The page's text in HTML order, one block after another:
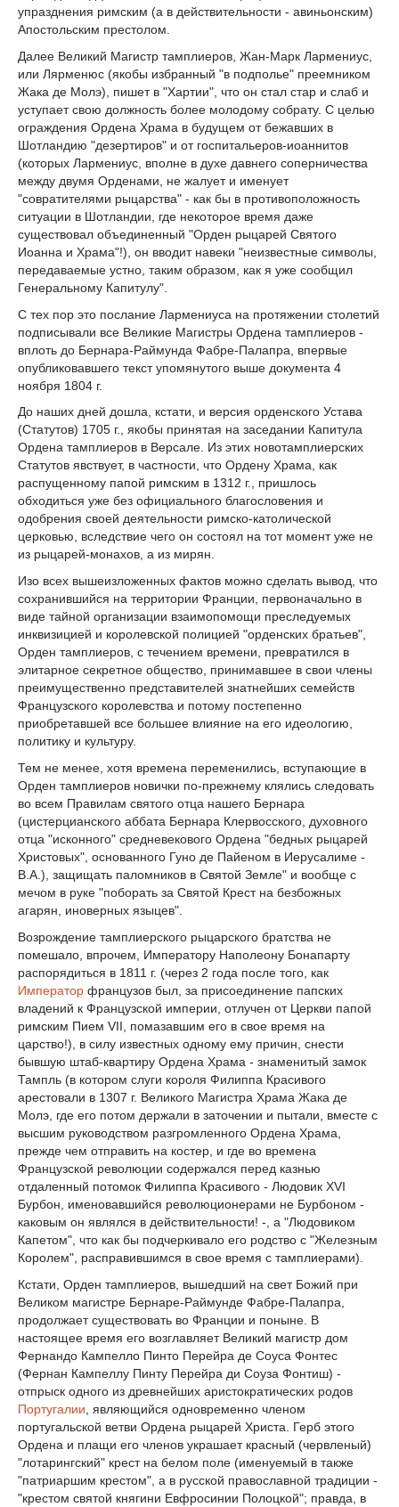
упразднения римским (а в действительности - авиньонским)
Апостольским престолом.
Далее Великий Магистр тамплиеров, Жан-Марк Лармениус,
или Лярменюс (якобы избранный "в подполье" преемником
Жака де Молэ), пишет в "Хартии", что он стал стар и слаб и
уступает свою должность более молодому собрату. С целью
ограждения Ордена Храма в будущем от бежавших в
Шотландию "дезертиров" и от госпитальеров-иоаннитов
(которых Лармениус, вполне в духе давнего соперничества
между двумя Орденами, не жалует и именует
"совратителями рыцарства" - как бы в противоположность
ситуации в Шотландии, где некоторое время даже
существовал объединенный "Орден рыцарей Святого
Иоанна и Храма"!), он вводит навеки "неизвестные символы,
передаваемые устно, таким образом, как я уже сообщил
Генеральному Капитулу".
С тех пор это послание Лармениуса на протяжении столетий
подписывали все Великие Магистры Ордена тамплиеров -
вплоть до Бернара-Раймунда Фабре-Палапра, впервые
опубликовавшего текст упомянутого выше документа 4
ноября 1804 г.
До наших дней дошла, кстати, и версия орденского Устава
(Статутов) 1705 г., якобы принятая на заседании Капитула
Ордена тамплиеров в Версале. Из этих новотамплиерских
Статутов явствует, в частности, что Ордену Храма, как
распущенному папой римским в 1312 г., пришлось
обходиться уже без официального благословения и
одобрения своей деятельности римско-католической
церковью, вследствие чего он состоял на тот момент уже не
из рыцарей-монахов, а из мирян.
Изо всех вышеизложенных фактов можно сделать вывод, что
сохранившийся на территории Франции, первоначально в
виде тайной организации взаимопомощи преследуемых
инквизицией и королевской полицией "орденских братьев",
Орден тамплиеров, с течением времени, превратился в
элитарное секретное общество, принимавшее в свои члены
преимущественно представителей знатнейших семейств
Французского королевства и потому постепенно
приобретавшей все большее влияние на его идеологию,
политику и культуру.
Тем не менее, хотя времена переменились, вступающие в
Орден тамплиеров новички по-прежнему клялись следовать
во всем Правилам святого отца нашего Бернара
(цистерцианского аббата Бернара Клервосского, духовного
отца "исконного" средневекового Ордена "бедных рыцарей
Христовых", основанного Гуно де Пайеном в Иерусалиме -
В.А.), защищать паломников в Святой Земле" и вообще с
мечом в руке "поборать за Святой Крест на безбожных
агарян, иноверных языцев".
Возрождение тамплиерского рыцарского братства не
помешало, впрочем, Императору Наполеону Бонапарту
распорядиться в 1811 г. (через 2 года после того, как
Император французов был, за присоединение папских
владений к Французской империи, отлучен от Церкви папой
римским Пием VII, помазавшим его в свое время на
царство!), в силу известных одному ему причин, снести
бывшую штаб-квартиру Ордена Храма - знаменитый замок
Тампль (в котором слуги короля Филиппа Красивого
арестовали в 1307 г. Великого Магистра Храма Жака де
Молэ, где его потом держали в заточении и пытали, вместе с
высшим руководством разгромленного Ордена Храма,
прежде чем отправить на костер, и где во времена
Французской революции содержался перед казнью
отдаленный потомок Филиппа Красивого - Людовик XVI
Бурбон, именовавшийся революционерами не Бурбоном -
каковым он являлся в действительности! -, а "Людовиком
Капетом", что как бы подчеркивало его родство с "Железным
Королем", расправившимся в свое время с тамплиерами).
Кстати, Орден тамплиеров, вышедший на свет Божий при
Великом магистре Бернаре-Раймунде Фабре-Палапра,
продолжает существовать во Франции и поныне. В
настоящее время его возглавляет Великий магистр дом
Фернандо Кампелло Пинто Перейра де Соуса Фонтес
(Фернан Кампеллу Пинту Перейра ди Соуза Фонтиш) -
отпрыск одного из древнейших аристократических родов
Португалии , являющийся одновременно членом
португальской ветви Ордена рыцарей Христа. Герб этого
Ордена и плащи его членов украшает красный (червленый)
"лотарингский" крест на белом поле (именуемый в также
"патриаршим крестом", а в русской православной традиции -
"крестом святой княгини Евфросинии Полоцкой"; правда, в